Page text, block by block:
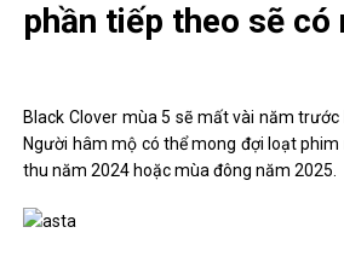
phần tiếp theo sẽ có
Black Clover mùa 5 sẽ mất vài năm
Người hâm mộ có thể mong đợi loạt
thu năm 2024 hoặc mùa đông năm 2025.